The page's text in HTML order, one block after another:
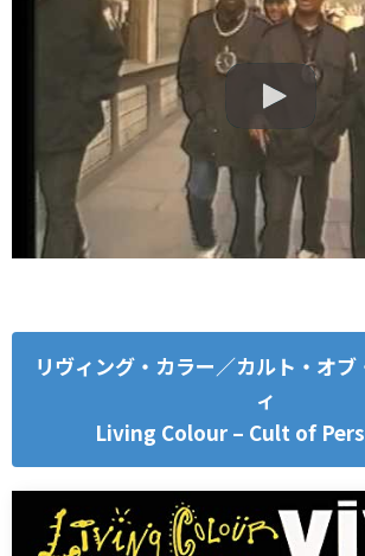
リヴィング・カラー／カルト・オ
ィ
Living Colour – Cult of